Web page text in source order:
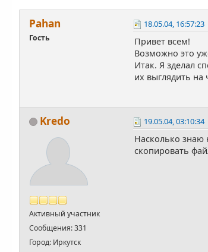
Pahan
Гость
18.05.04, 16:57:23
Привет всем!
Возможно это
Итак. Я зделал
их выглядить
Kredo
Активный участник
Сообщения: 331
Город: Иркутск
19.05.04, 03:10:34
Насколько знаю
скопировать